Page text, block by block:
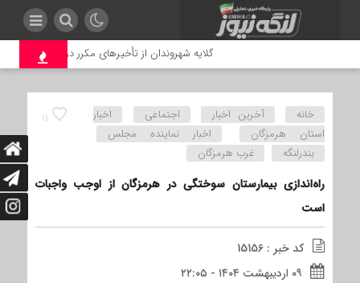
گلایه شهروندان از تأخیرهای مکرر در توزیع مرسولات
11 خانه آخرین اخبار اجتماعی
اخبار
استان هرمزگان
اخبار نماینده مجلس
بندرلنگه
غرب هرمزگان
راه‌اندازی بیمارستان سوختگی در هرمزگان از اوجب واجبات
است
کد خبر : 15156
۰۹ اردیبهشت ۱۴۰۴ - ۲۲:۰۵